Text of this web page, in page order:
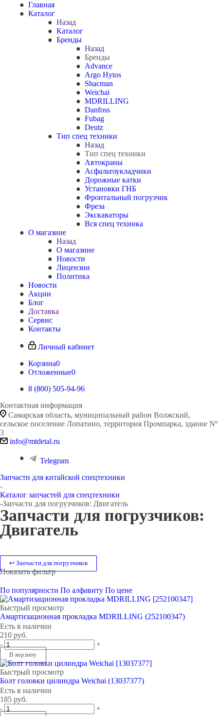
Главная
Каталог
Назад
Каталог
Бренды
Назад
Бренды
Advance
Argo Hytos
Shacman
Weichai
MDRILLING
Danfoss
Fubag
Deutz
Тип спец техники
Назад
Тип спец техники
Автокраны
Асфальтоукладчики
Дорожные катки
Установки ГНБ
Фронтальный погрузчик
Фреза
Экскаваторы
Вся спец техника
О магазине
Назад
О магазине
Новости
Лицензии
Политика
Новости
Акции
Блог
Доставка
Сервис
Контакты
Личный кабинет
Корзина0
Отложенные0
8 (800) 505-94-96
Контактная информация
Самарская область, муниципальный район Волжский,
сельское поселение Лопатино, территория Промпарка, здание Nº
3
info@mtdetal.ru
Telegram
Запчасти для китайской спецтехники
-
Каталог запчастей для спецтехники
-Запчасти для погрузчиков: Двигатель
Запчасти для погрузчиков:
Двигатель
↩ Запчасти для погрузчиков
Показать фильтр
По популярности По алфавиту По цене
Быстрый просмотр
Амартизационная прокладка MDRILLING (252100347)
Есть в наличии
210 руб.
-
+
В корзину
Быстрый просмотр
Болт головки цилиндра Weichai (13037377)
Есть в наличии
185 руб.
-
+